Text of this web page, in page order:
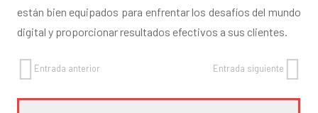
están bien equipados para enfrentar los desafíos del mundo
digital y proporcionar resultados efectivos a sus clientes.
Entrada anterior Entrada siguiente